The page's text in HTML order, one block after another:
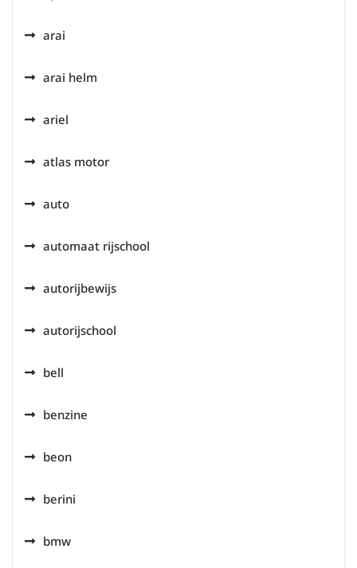
arai
arai helm
ariel
atlas motor
auto
automaat rijschool
autorijbewijs
autorijschool
bell
benzine
beon
berini
bmw